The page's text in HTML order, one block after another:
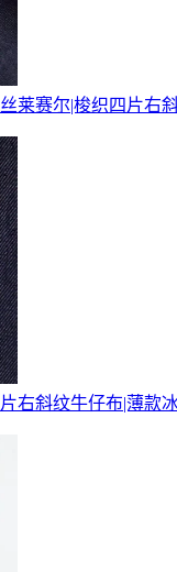
莱赛尔|梭织四片右
右斜纹牛仔布|薄款